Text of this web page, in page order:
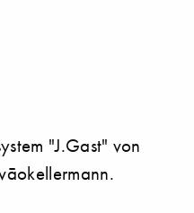
"J.Gast" von